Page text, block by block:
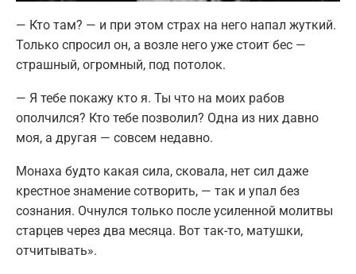
— Кто там? — и при этом страх на него напал жуткий.
Только спросил он, а возле него уже стоит бес —
страшный, огромный, под потолок.
— Я тебе покажу кто я. Ты что на моих рабов
ополчился? Кто тебе позволил? Одна из них давно
моя, а другая — совсем недавно.
Монаха будто какая сила, сковала, нет сил даже
крестное знамение сотворить, — так и упал без
сознания. Очнулся только после усиленной молитвы
старцев через два месяца. Вот так-то, матушки,
отчитывать».